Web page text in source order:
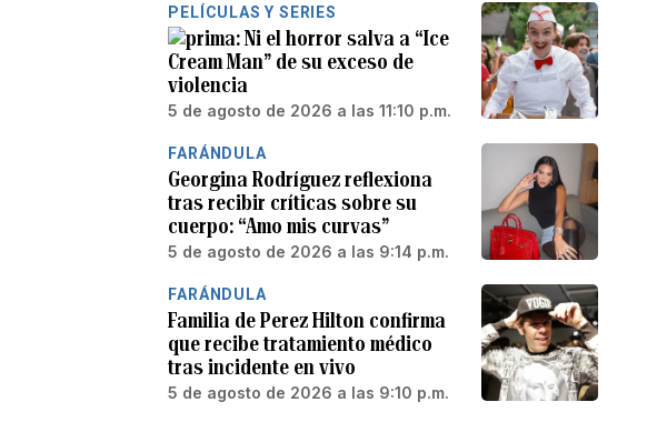
PELÍCULAS Y SERIES
Ni el horror salva a “Ice
Cream Man” de su exceso de
violencia
5 de agosto de 2026 a las 11:10 p.m.
FARÁNDULA
Georgina Rodríguez reflexiona
tras recibir críticas sobre su
cuerpo: “Amo mis curvas”
5 de agosto de 2026 a las 9:14 p.m.
FARÁNDULA
Familia de Perez Hilton confirma
que recibe tratamiento médico
tras incidente en vivo
5 de agosto de 2026 a las 9:10 p.m.